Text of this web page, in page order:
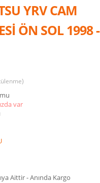
YRV CAM
ÖN SOL 1998 -
var
Aittir - Anında Kargo